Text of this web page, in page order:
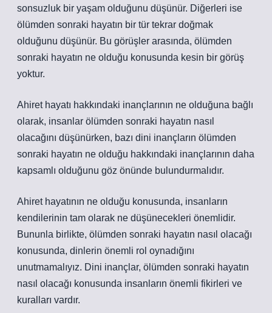
sonsuzluk bir yaşam olduğunu düşünür. Diğerleri ise
ölümden sonraki hayatın bir tür tekrar doğmak
olduğunu düşünür. Bu görüşler arasında, ölümden
sonraki hayatın ne olduğu konusunda kesin bir görüş
yoktur.
Ahiret hayatı hakkındaki inançlarının ne olduğuna bağlı
olarak, insanlar ölümden sonraki hayatın nasıl
olacağını düşünürken, bazı dini inançların ölümden
sonraki hayatın ne olduğu hakkındaki inançlarının daha
kapsamlı olduğunu göz önünde bulundurmalıdır.
Ahiret hayatının ne olduğu konusunda, insanların
kendilerinin tam olarak ne düşünecekleri önemlidir.
Bununla birlikte, ölümden sonraki hayatın nasıl olacağı
konusunda, dinlerin önemli rol oynadığını
unutmamalıyız. Dini inançlar, ölümden sonraki hayatın
nasıl olacağı konusunda insanların önemli fikirleri ve
kuralları vardır.